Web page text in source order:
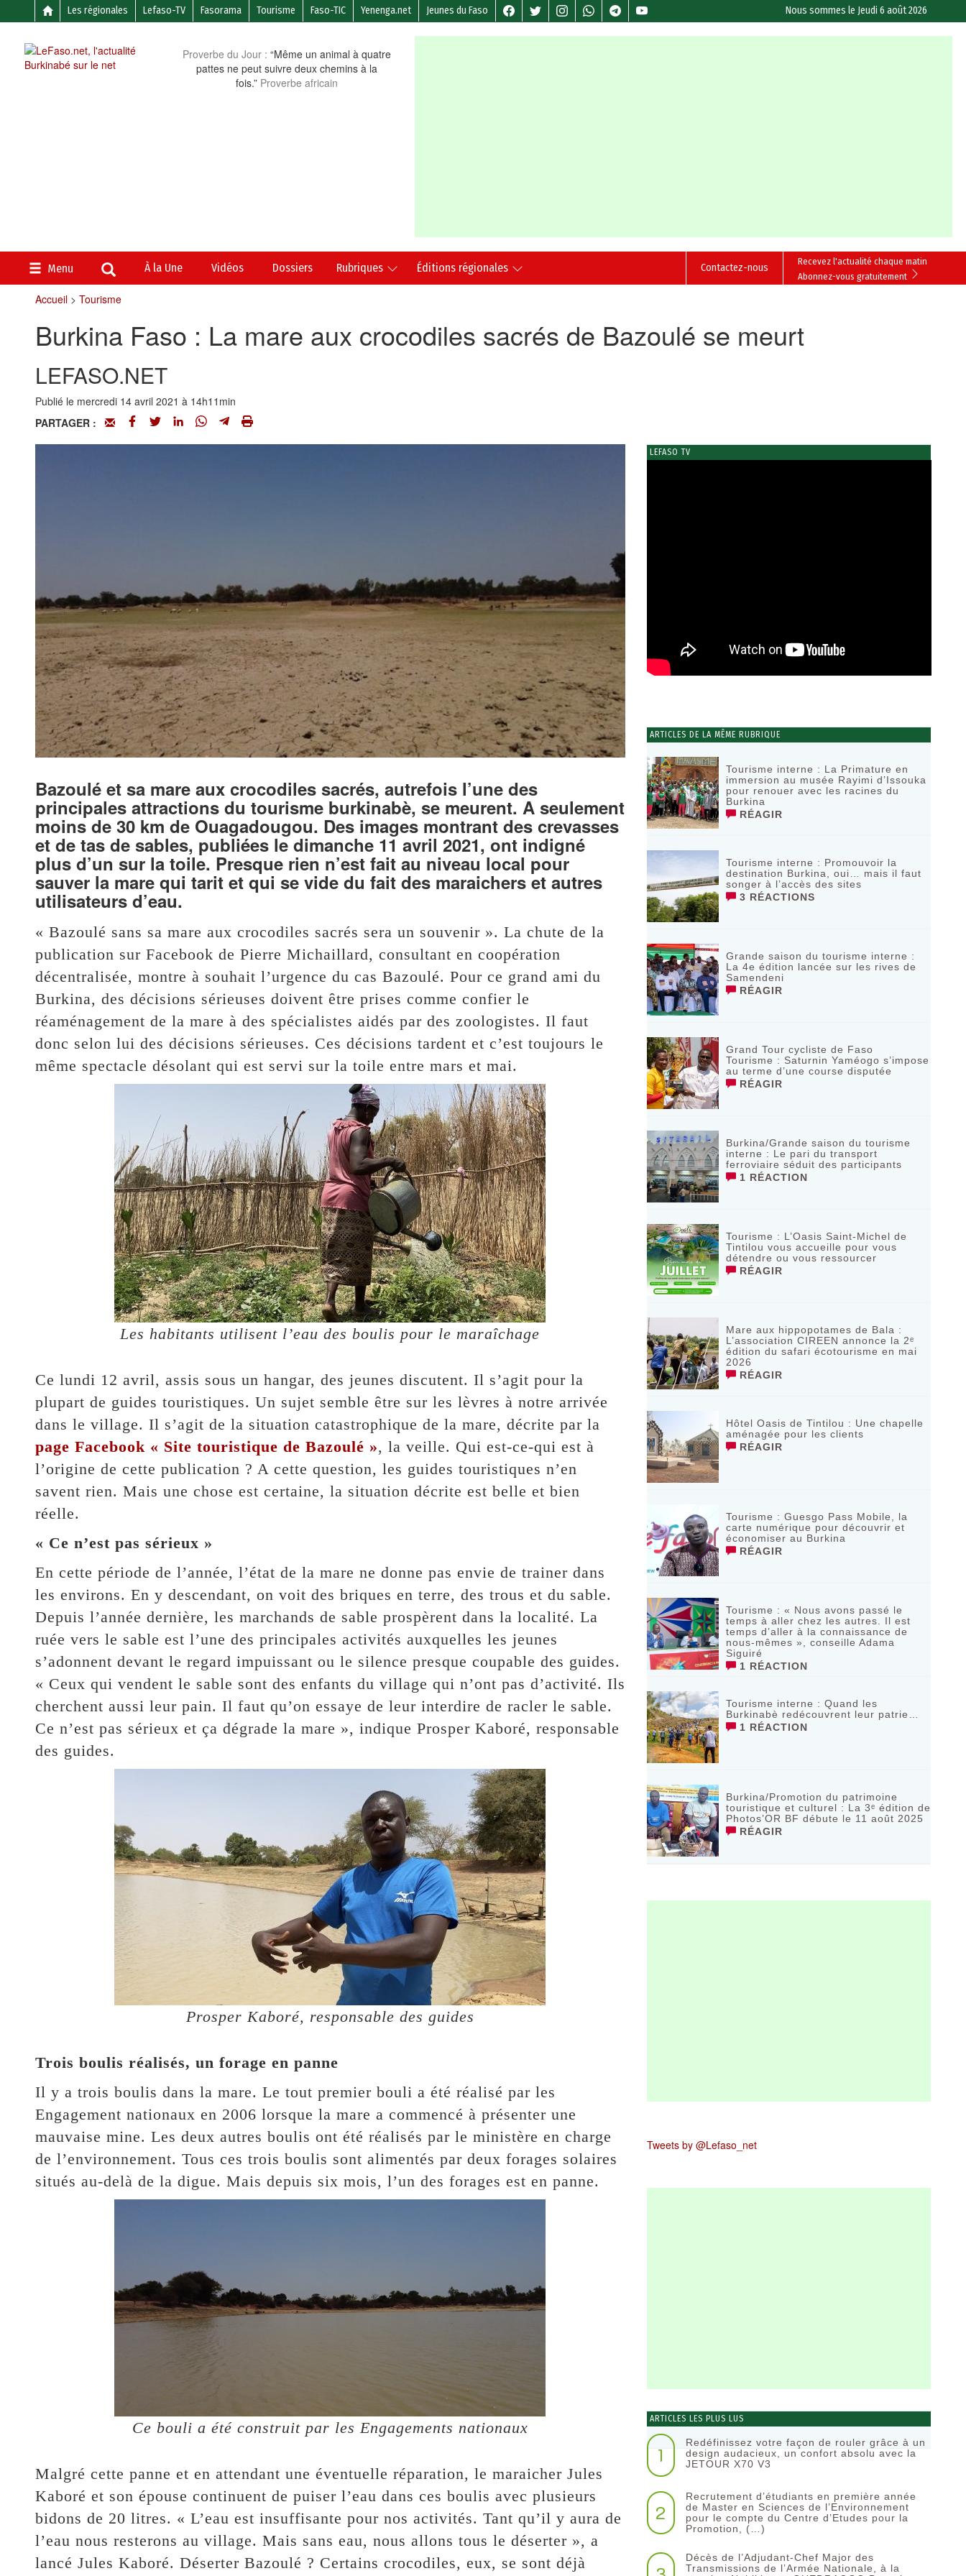
Les régionales Lefaso-TV Fasorama Tourisme Faso-TIC Yenenga.net Jeunes du Faso Nous sommes le Jeudi 6 août 2026
Proverbe du Jour : “Même un animal à quatre
pattes ne peut suivre deux chemins à la
fois.” Proverbe africain
Menu À la Une Vidéos Dossiers Rubriques Éditions régionales
Recevez l'actualité chaque matin
Abonnez-vous gratuitement
Contactez-nous
Accueil> Tourisme
Burkina Faso : La mare aux crocodiles sacrés de Bazoulé se meurt
LEFASO.NET
Publié le mercredi 14 avril 2021 à 14h11min
PARTAGER :
Bazoulé et sa mare aux crocodiles sacrés, autrefois l’une des
principales attractions du tourisme burkinabè, se meurent. A seulement
moins de 30 km de Ouagadougou. Des images montrant des crevasses
et de tas de sables, publiées le dimanche 11 avril 2021, ont indigné
plus d’un sur la toile. Presque rien n’est fait au niveau local pour
sauver la mare qui tarit et qui se vide du fait des maraichers et autres
utilisateurs d’eau.
« Bazoulé sans sa mare aux crocodiles sacrés sera un souvenir ». La chute de la
publication sur Facebook de Pierre Michaillard, consultant en coopération
décentralisée, montre à souhait l’urgence du cas Bazoulé. Pour ce grand ami du
Burkina, des décisions sérieuses doivent être prises comme confier le
réaménagement de la mare à des spécialistes aidés par des zoologistes. Il faut
donc selon lui des décisions sérieuses. Ces décisions tardent et c’est toujours le
même spectacle désolant qui est servi sur la toile entre mars et mai.
Les habitants utilisent l’eau des boulis pour le maraîchage
Ce lundi 12 avril, assis sous un hangar, des jeunes discutent. Il s’agit pour la
plupart de guides touristiques. Un sujet semble être sur les lèvres à notre arrivée
dans le village. Il s’agit de la situation catastrophique de la mare, décrite par la
page Facebook « Site touristique de Bazoulé », la veille. Qui est-ce-qui est à
l’origine de cette publication ? A cette question, les guides touristiques n’en
savent rien. Mais une chose est certaine, la situation décrite est belle et bien
réelle.
« Ce n’est pas sérieux »
En cette période de l’année, l’état de la mare ne donne pas envie de trainer dans
les environs. En y descendant, on voit des briques en terre, des trous et du sable.
Depuis l’année dernière, les marchands de sable prospèrent dans la localité. La
ruée vers le sable est l’une des principales activités auxquelles les jeunes
s’adonnent devant le regard impuissant ou le silence presque coupable des guides.
« Ceux qui vendent le sable sont des enfants du village qui n’ont pas d’activité. Ils
cherchent aussi leur pain. Il faut qu’on essaye de leur interdire de racler le sable.
Ce n’est pas sérieux et ça dégrade la mare », indique Prosper Kaboré, responsable
des guides.
Prosper Kaboré, responsable des guides
Trois boulis réalisés, un forage en panne
Il y a trois boulis dans la mare. Le tout premier bouli a été réalisé par les
Engagement nationaux en 2006 lorsque la mare a commencé à présenter une
mauvaise mine. Les deux autres boulis ont été réalisés par le ministère en charge
de l’environnement. Tous ces trois boulis sont alimentés par deux forages solaires
situés au-delà de la digue. Mais depuis six mois, l’un des forages est en panne.
Ce bouli a été construit par les Engagements nationaux
Malgré cette panne et en attendant une éventuelle réparation, le maraicher Jules
Kaboré et son épouse continuent de puiser l’eau dans ces boulis avec plusieurs
bidons de 20 litres. « L’eau est insuffisante pour nos activités. Tant qu’il y aura de
l’eau nous resterons au village. Mais sans eau, nous allons tous le déserter », a
lancé Jules Kaboré. Déserter Bazoulé ? Certains crocodiles, eux, se sont déjà
LEFASO TV
ARTICLES DE LA MÊME RUBRIQUE
Tourisme interne : La Primature en
immersion au musée Rayimi d’Issouka
pour renouer avec les racines du
Burkina
RÉAGIR
Tourisme interne : Promouvoir la
destination Burkina, oui… mais il faut
songer à l’accès des sites
3 RÉACTIONS
Grande saison du tourisme interne :
La 4e édition lancée sur les rives de
Samendeni
RÉAGIR
Grand Tour cycliste de Faso
Tourisme : Saturnin Yaméogo s’impose
au terme d’une course disputée
RÉAGIR
Burkina/Grande saison du tourisme
interne : Le pari du transport
ferroviaire séduit des participants
1 RÉACTION
Tourisme : L’Oasis Saint-Michel de
Tintilou vous accueille pour vous
détendre ou vous ressourcer
RÉAGIR
Mare aux hippopotames de Bala :
L’association CIREEN annonce la 2ᵉ
édition du safari écotourisme en mai
2026
RÉAGIR
Hôtel Oasis de Tintilou : Une chapelle
aménagée pour les clients
RÉAGIR
Tourisme : Guesgo Pass Mobile, la
carte numérique pour découvrir et
économiser au Burkina
RÉAGIR
Tourisme : « Nous avons passé le
temps à aller chez les autres. Il est
temps d’aller à la connaissance de
nous-mêmes », conseille Adama
Siguiré
1 RÉACTION
Tourisme interne : Quand les
Burkinabè redécouvrent leur patrie…
1 RÉACTION
Burkina/Promotion du patrimoine
touristique et culturel : La 3ᵉ édition de
Photos’OR BF débute le 11 août 2025
RÉAGIR
Tweets by @Lefaso_net
ARTICLES LES PLUS LUS
1
Redéfinissez votre façon de rouler grâce à un
design audacieux, un confort absolu avec la
JETOUR X70 V3
2
Recrutement d’étudiants en première année
de Master en Sciences de l’Environnement
pour le compte du Centre d’Etudes pour la
Promotion, (…)
Décès de l’Adjudant-Chef Major des
Transmissions de l’Armée Nationale, à la